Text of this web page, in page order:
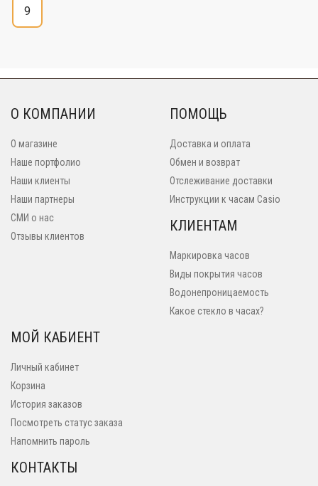
9
О КОМПАНИИ
О магазине
Наше портфолио
Наши клиенты
Наши партнеры
СМИ о нас
Отзывы клиентов
ПОМОЩЬ
Доставка и оплата
Обмен и возврат
Отслеживание доставки
Инструкции к часам Casio
КЛИЕНТАМ
Маркировка часов
Виды покрытия часов
Водонепроницаемость
Какое стекло в часах?
МОЙ КАБИЕНТ
Личный кабинет
Корзина
История заказов
Посмотреть статус заказа
Напомнить пароль
КОНТАКТЫ